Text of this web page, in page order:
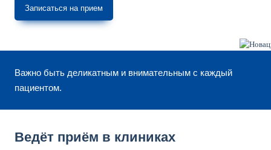
Записаться на прием
Важно быть деликатным и внимательным с каждый
пациентом.
Ведёт приём в клиниках